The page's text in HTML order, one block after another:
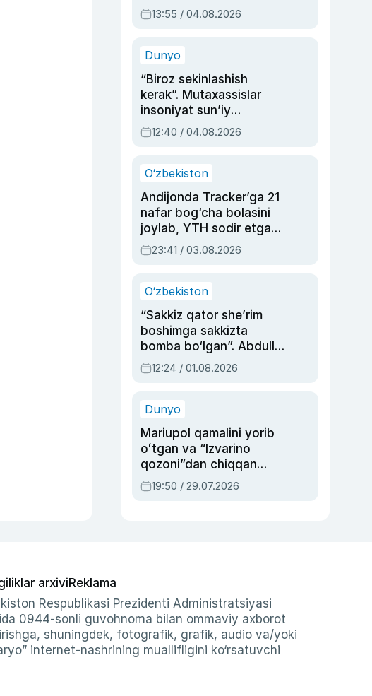
dublyaj ustasi Rimma
Ahmedovaning
13:55 / 04.08.2026
Dunyo
“Biroz sekinlashish
kerak”. Mutaxassislar
insoniyat sun’iy
intellektni boshqara
olmay qolishidan xavotir
12:40 / 04.08.2026
O‘zbekiston
Andijonda Tracker’ga 21
nafar bog‘cha bolasini
joylab, YTH sodir etgan
ayolga sud hukmi o‘qildi
23:41 / 03.08.2026
O‘zbekiston
“Sakkiz qator she’rim
boshimga sakkizta
bomba bo‘lgan”. Abdulla
Oripovni siyosiy
ayblovlardan asrab
12:24 / 01.08.2026
Dunyo
Mariupol qamalini yorib
oʻtgan va “Izvarino
qozoni”dan chiqqan
qahramon — Ukraina
armiyasi bosh
19:50 / 29.07.2026
arxiviReklama
Respublikasi Prezidenti Administratsiyasi
0944-sonli guvohnoma bilan ommaviy axborot
shuningdek, fotografik, grafik, audio va/yoki
internet-nashrining muallifligini ko‘rsatuvchi